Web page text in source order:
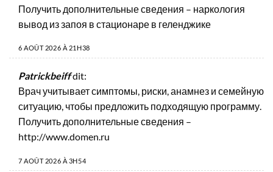
Получить дополнительные сведения – наркология
вывод из запоя в стационаре в геленджике
6 AOÛT 2026 À 21H38
Patrickbeiffdit:
Врач учитывает симптомы, риски, анамнез и семейную
ситуацию, чтобы предложить подходящую программу.
Получить дополнительные сведения –
http://www.domen.ru
7 AOÛT 2026 À 3H54